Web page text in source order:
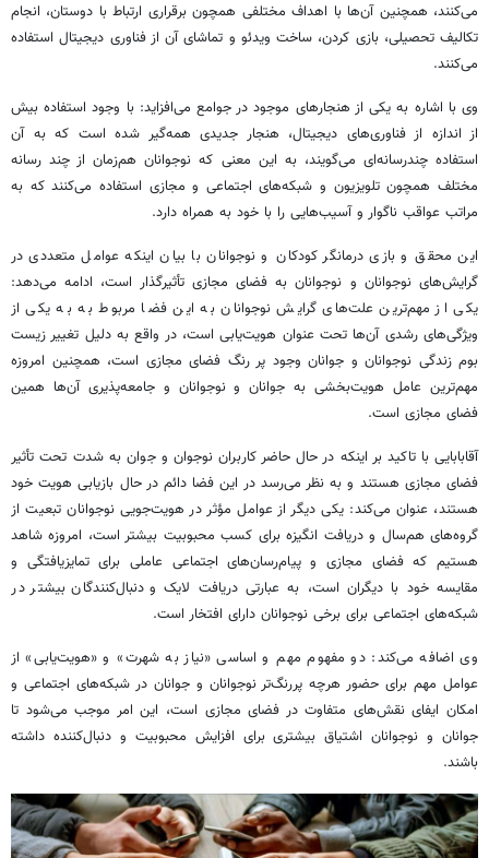
می‌کنند، همچنین آن‌ها با اهداف مختلفی همچون برقراری ارتباط با دوستان، انجام
تکالیف تحصیلی، بازی کردن، ساخت ویدئو و تماشای آن از فناوری دیجیتال استفاده
می‌کنند.
وی با اشاره به یکی از هنجارهای موجود در جوامع می‌افزاید: با وجود استفاده بیش
از اندازه از فناوری‌های دیجیتال، هنجار جدیدی همه‌گیر شده است که به آن
استفاده چندرسانه‌ای می‌گویند، به این معنی که نوجوانان هم‌زمان از چند رسانه
مختلف همچون تلویزیون و شبکه‌های اجتماعی و مجازی استفاده می‌کنند که به
مراتب عواقب ناگوار و آسیب‌هایی را با خود به همراه دارد.
این محقق و بازی درمانگر کودکان و نوجوانان با بیان اینکه عوامل متعددی در
گرایش‌های نوجوانان و نوجوانان به فضای مجازی تأثیرگذار است، ادامه می‌دهد:
یکی از مهم‌ترین علت‌های گرایش نوجوانان به این فضا مربوط به به یکی از
ویژگی‌های رشدی آن‌ها تحت عنوان هویت‌یابی است، در واقع به دلیل تغییر زیست
بوم زندگی نوجوانان و جوانان وجود پر رنگ فضای مجازی است، همچنین امروزه
مهم‌ترین عامل هویت‌بخشی به جوانان و نوجوانان و جامعه‌پذیری آن‌ها همین
فضای مجازی است.
آقابابایی با تاکید بر اینکه در حال حاضر کاربران نوجوان و جوان به شدت تحت تأثیر
فضای مجازی هستند و به نظر می‌رسد در این فضا دائم در حال بازیابی هویت خود
هستند، عنوان می‌کند: یکی دیگر از عوامل مؤثر در هویت‌جویی نوجوانان تبعیت از
گروه‌هایهم‌سال ودریافت انگیزه برای کسب محبوبیت بیشتر است، امروزه شاهد
هستیم که فضای مجازی و پیام‌رسان‌های اجتماعی عاملی برای تمایزیافتگی و
مقایسه خود با دیگران است، به عبارتی دریافت لایکو دنبال‌کنندگان بیشتر در
شبکه‌های اجتماعی برای برخی نوجوانان دارای افتخار است.
وی اضافه می‌کند: دو مفهوم مهم و اساسی «نیاز به شهرت» و «هویت‌یابی» از
عوامل مهم برای حضور هرچه پررنگ‌تر نوجوانان و جوانان در شبکه‌های اجتماعی و
امکان ایفای نقش‌های متفاوت در فضای مجازی است، این امر موجب می‌شود تا
جوانان و نوجوانان اشتیاق بیشتری برای افزایش محبوبیت و دنبال‌کننده داشته
باشند.